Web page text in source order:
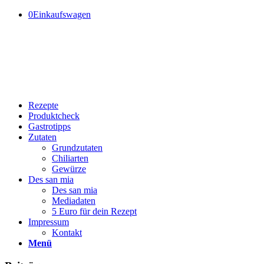
0Einkaufswagen
Rezepte
Produktcheck
Gastrotipps
Zutaten
Grundzutaten
Chiliarten
Gewürze
Des san mia
Des san mia
Mediadaten
5 Euro für dein Rezept
Impressum
Kontakt
Menü